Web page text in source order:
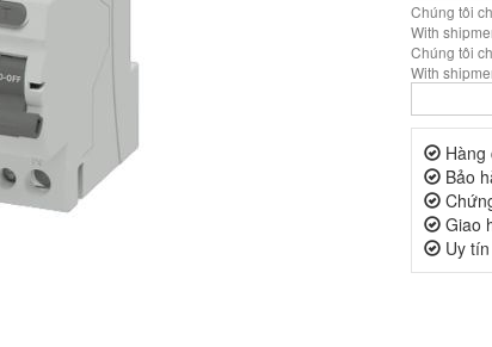
Chúng tôi
With
Chúng tôi
With
Hàng
Bảo
Giao
Uy tín